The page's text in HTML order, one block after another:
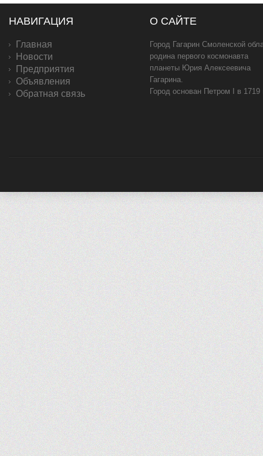
НАВИГАЦИЯ
Главная
Новости
Предприятия
Объявления
Обратная связь
О САЙТЕ
Город Гагарин Смоленской
родина первого космонавта
планеты Юрия Алексеевича
Гагарина.
Город основан Петром I в 1719